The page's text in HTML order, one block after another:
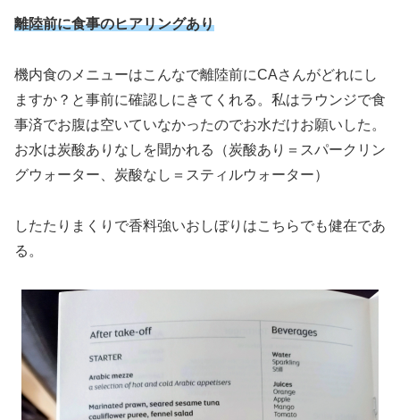
離陸前に食事のヒアリングあり
機内食のメニューはこんなで離陸前にCAさんがどれにし
ますか？と事前に確認しにきてくれる。私はラウンジで食
事済でお腹は空いていなかったのでお水だけお願いした。
お水は炭酸ありなしを聞かれる（炭酸あり＝スパークリン
グウォーター、炭酸なし＝スティルウォーター）
したたりまくりで香料強いおしぼりはこちらでも健在であ
る。